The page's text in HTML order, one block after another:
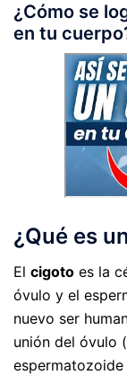
¿Cómo se
en tu
¿Qué es
El cigoto es la
óvulo y el
nuevo ser
unión del óvulo